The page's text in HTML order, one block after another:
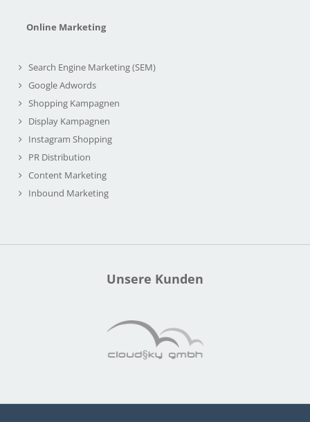
Online Marketing
Search Engine Marketing (SEM)
Google Adwords
Shopping Kampagnen
Display Kampagnen
Instagram Shopping
PR Distribution
Content Marketing
Inbound Marketing
Unsere Kunden